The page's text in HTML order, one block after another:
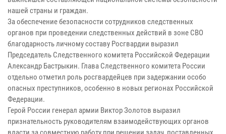
нашей страны и граждан.
За обеспечение безопасности сотрудников следственных
органов при проведении следственных действий в зоне СВО
благодарность личному составу Росгвардии выразил
Председатель Следственного комитета Российской Федерации
Александр Бастрыкин. Глава Следственного комитета России
отдельно отметил роль росгвардейцев при задержании особо
опасных преступников, особенно в новых регионах Российской
Федерации.
Герой России генерал армии Виктор Золотов выразил
признательность руководителям взаимодействующих органов